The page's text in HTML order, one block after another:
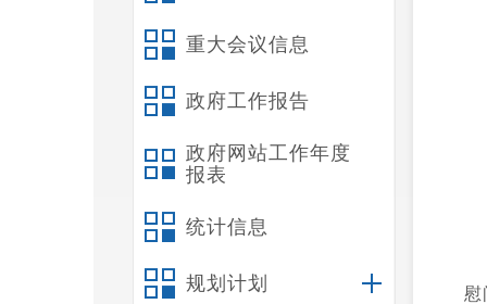
重大会议信息
政府工作报告
政府网站工作年度
报表
统计信息
规划计划
慰